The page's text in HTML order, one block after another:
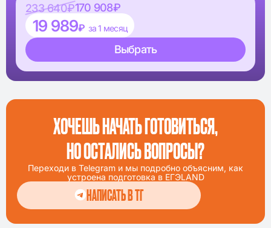
233 640₽170 908₽
19 989₽ за 1 месяц
Выбрать
ХОЧЕШЬ НАЧАТЬ ГОТОВИТЬСЯ,
НО ОСТАЛИСЬ ВОПРОСЫ?
Переходи в Telegram и мы подробно объясним, как
устроена подготовка в ЕГЭLAND
НАПИСАТЬ В ТГ